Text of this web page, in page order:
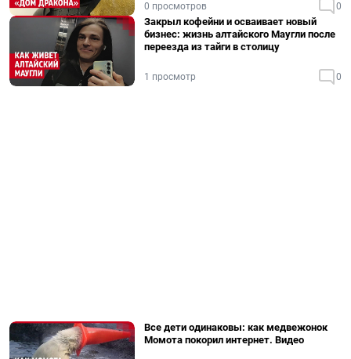
0 просмотров 0
Закрыл кофейни и осваивает новый
бизнес: жизнь алтайского Маугли после
переезда из тайги в столицу
1 просмотр 0
Все дети одинаковы: как медвежонок
Момота покорил интернет. Видео